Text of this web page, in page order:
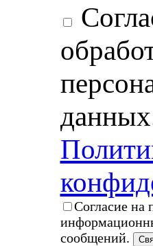
Согласие на
сообщений.